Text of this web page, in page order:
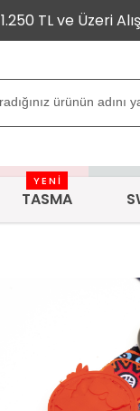
1.250 TL ve Üzeri
YENİ
TASMA